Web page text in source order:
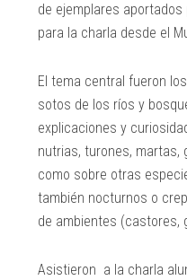
de ejemplares
para la charla desde el
El tema central fueron
sotos de los ríos y
explicaciones y
nutrias, turones, martas,
como sobre otras
también nocturnos o
de ambientes (castores,
Asistieron a la charla